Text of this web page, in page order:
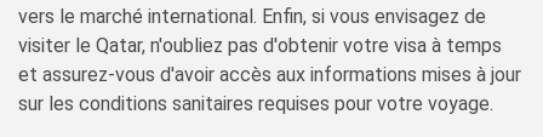
vers le marché international. Enfin, si vous envisagez de
visiter le Qatar, n'oubliez pas d'obtenir votre visa à temps
et assurez-vous d'avoir accès aux informations mises à jour
sur les conditions sanitaires requises pour votre voyage.